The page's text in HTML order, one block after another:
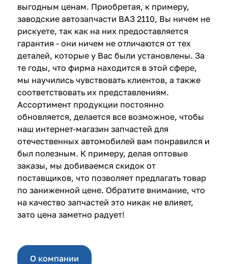
выгодным ценам. Приобретая, к примеру,
заводские автозапчасти ВАЗ 2110, Вы ничем не
рискуете, так как на них предоставляется
гарантия - они ничем не отличаются от тех
деталей, которые у Вас были установлены. За
те годы, что фирма находится в этой сфере,
мы научились чувствовать клиентов, а также
соответствовать их представлениям.
Ассортимент продукции постоянно
обновляется, делается все возможное, чтобы
наш интернет-магазин запчастей для
отечественных автомобилей вам понравился и
был полезным. К примеру, делая оптовые
заказы, мы добиваемся скидок от
поставщиков, что позволяет предлагать товар
по заниженной цене. Обратите внимание, что
на качество запчастей это никак не влияет,
зато цена заметно радует!
О компании